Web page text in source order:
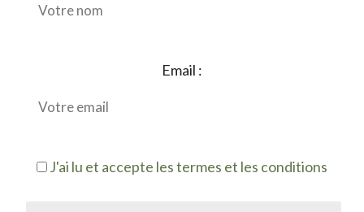
Email :
J'ai lu et accepte les termes et les conditions